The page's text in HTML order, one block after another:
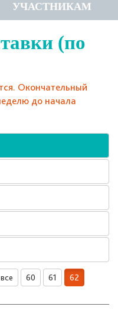
УЧАСТНИКАМ
(по
Окончательный
до начала
все 60 61 62